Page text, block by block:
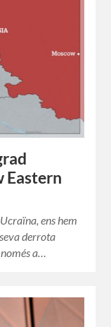
Eastern
ens hem
derrota
a…